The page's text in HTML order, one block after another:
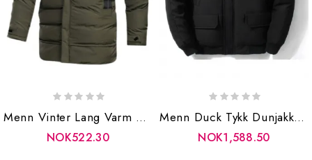
Menn Vinter Lang Varm Parkas Hette Vindtett Solid Jakke Bomull Tykk Uformell Yttertøy Frakk Herre Militære Bombefly Jakker
NOK522.30
Menn Duck Tykk Dunjakke Frakk Snow Parkas Varme Klær Vinter Yttertøy
NOK1,588.50